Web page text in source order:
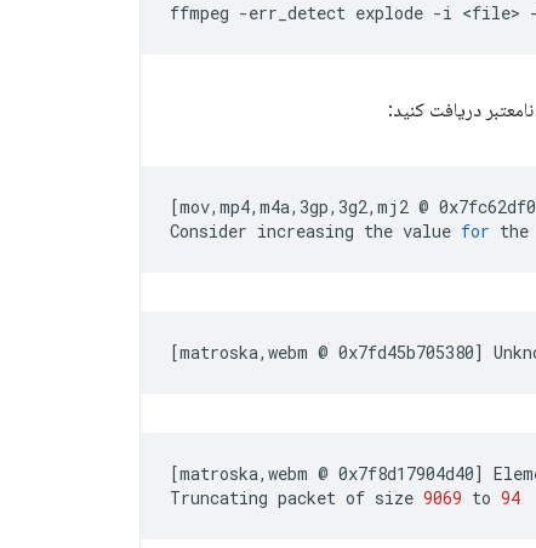
ffmpeg -err_detect explode -i <file>
دریافت کنید:
[mov,mp4,m4a,3gp,3g2,mj2 @
Consider increasing the value for the
[matroska,webm @ 0x7fd45b705380]
[matroska,webm @ 0x7f8d17904d40]
Truncating packet of size 9069 to 94